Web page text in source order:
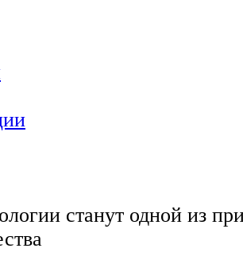
станут одной из